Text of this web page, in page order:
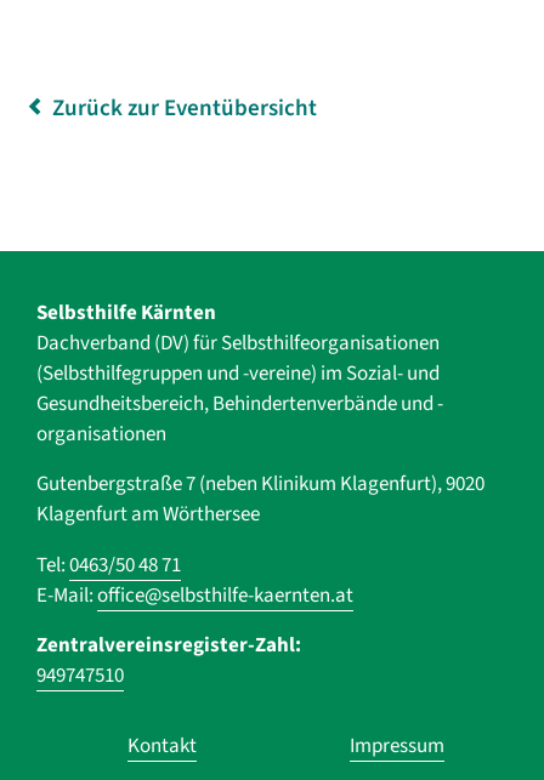
Zurück zur Eventübersicht
Selbsthilfe Kärnten
Dachverband (DV) für Selbsthilfe­organisationen
(Selbsthilfegruppen und -vereine) im Sozial- und
Gesundheits­bereich, ­Behindertenverbände und ­-
organisationen
Gutenbergstraße 7 (neben Klinikum Klagenfurt), 9020
Klagenfurt am Wörthersee
Tel:0463/50 48 71
E-Mail:office@selbsthilfe-kaernten.at
Zentralvereinsregister-Zahl:
949747510
Navigation
überspringen
Kontakt
Impressum